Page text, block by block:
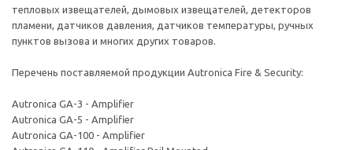
тепловых извещателей, дымовых извещателей, детекторов
пламени, датчиков давления, датчиков температуры, ручных
пунктов вызова и многих других товаров.
Перечень поставляемой продукции Autronica Fire & Security:
Autronica GA-3 - Amplifier
Autronica GA-5 - Amplifier
Autronica GA-100 - Amplifier